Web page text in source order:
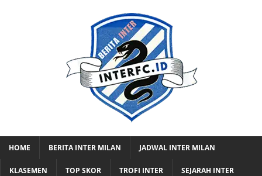
HOME BERITA INTER MILAN JADWAL INTER MILAN
KLASEMEN TOP SKOR TROFI INTER SEJARAH INTER